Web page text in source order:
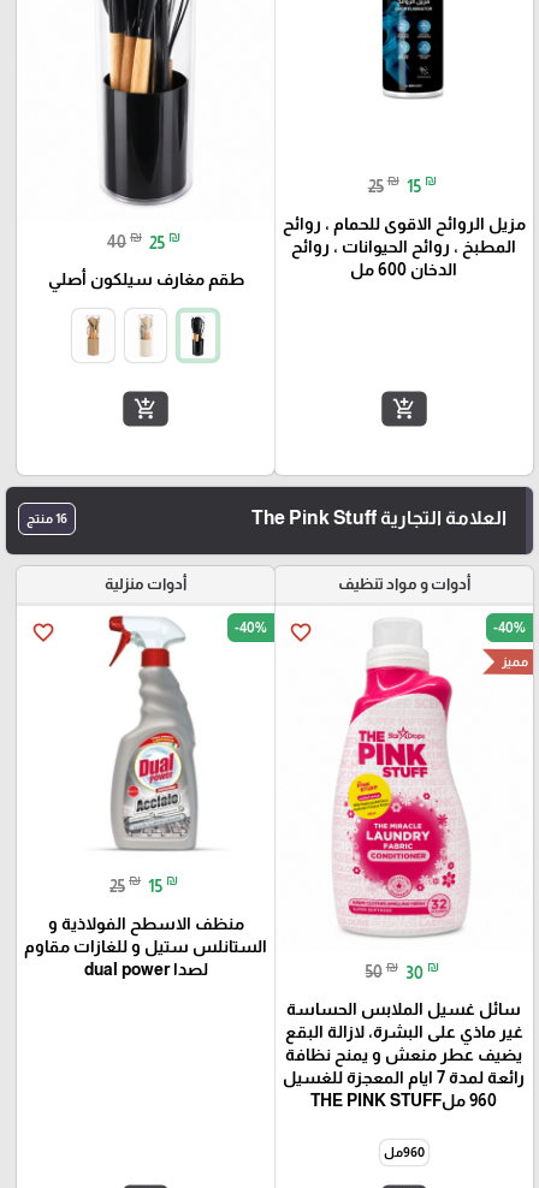
25 ₪ 15 ₪
مزيل الروائح الاقوى للحمام ، روائح
المطبخ ، روائح الحيوانات ، روائح
الدخان 600 مل
add_shopping_cart
40 ₪ 25 ₪
طقم مغارف سيلكون أصلي
add_shopping_cart
العلامة التجارية The Pink Stuff 16 منتج
أدوات و مواد تنظيف
favorite_border -40%
مميز
50 ₪ 30 ₪
سائل غسيل الملابس الحساسة
غير ماذي على البشرة، لازالة البقع
يضيف عطر منعش و يمنح نظافة
رائعة لمدة 7 ايام المعجزة للغسيل
960 ملTHE PINK STUFF
960مل
أدوات منزلية
favorite_border -40%
25 ₪ 15 ₪
منظف الاسطح الفولاذية و
الستانلس ستيل و للغازات مقاوم
لصدا dual power